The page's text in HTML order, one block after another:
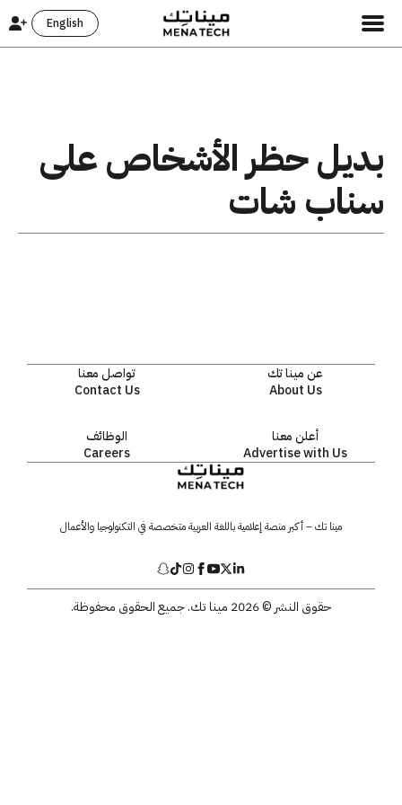
English
بديل حظر الأشخاص على
سناب شات
عن مينا تك
About Us
تواصل معنا
Contact Us
أعلن معنا
Advertise with Us
الوظائف
Careers
مينا تك – أكبر منصة إعلامية باللغة العربية متخصصة في التكنولوجيا والأعمال
حقوق النشر © 2026 مينا تك. جميع الحقوق محفوظة.